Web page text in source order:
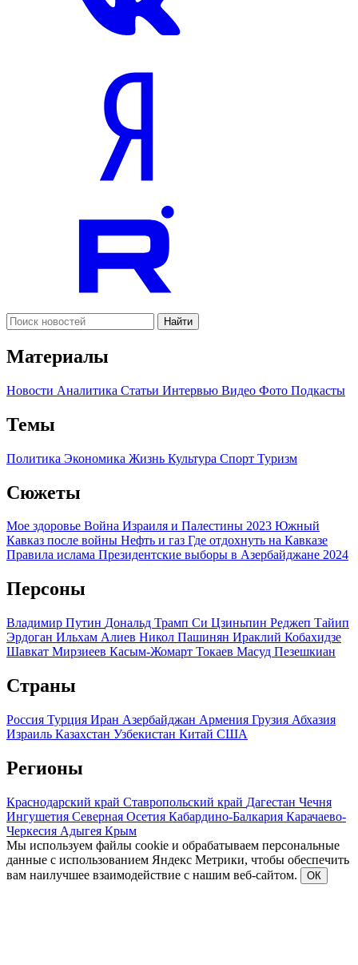
Найти
Материалы
Новости Аналитика Статьи Интервью Видео Фото Подкасты
Темы
Политика Экономика Жизнь Культура Спорт Туризм
Сюжеты
Мое здоровье Война Израиля и Палестины 2023 Южный
Кавказ после войны Нефть и газ Где отдохнуть на Кавказе
Правила ислама Президентские выборы в Азербайджане 2024
Персоны
Владимир Путин Дональд Трамп Си Цзиньпин Реджеп Тайип
Эрдоган Ильхам Алиев Никол Пашинян Ираклий Кобахидзе
Шавкат Мирзиеев Касым-Жомарт Токаев Масуд Пезешкиан
Страны
Россия Турция Иран Азербайджан Армения Грузия Абхазия
Израиль Казахстан Узбекистан Китай США
Регионы
Краснодарский край Ставропольский край Дагестан Чечня
Ингушетия Северная Осетия Кабардино-Балкария Карачаево-
Черкесия Адыгея Крым
Мы используем файлы cookie и обрабатываем персональные
данные с использованием Яндекс Метрики, чтобы обеспечить
вам наилучшее взаимодействие с нашим веб-сайтом.
ОК